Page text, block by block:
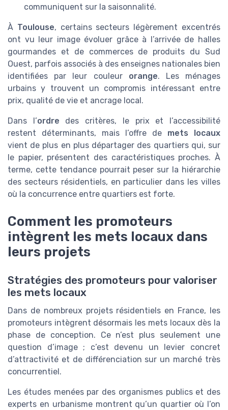
communiquent sur la saisonnalité.
À Toulouse, certains secteurs légèrement excentrés
ont vu leur image évoluer grâce à l’arrivée de halles
gourmandes et de commerces de produits du Sud
Ouest, parfois associés à des enseignes nationales bien
identifiées par leur couleur orange. Les ménages
urbains y trouvent un compromis intéressant entre
prix, qualité de vie et ancrage local.
Dans l’ordre des critères, le prix et l’accessibilité
restent déterminants, mais l’offre de mets locaux
vient de plus en plus départager des quartiers qui, sur
le papier, présentent des caractéristiques proches. À
terme, cette tendance pourrait peser sur la hiérarchie
des secteurs résidentiels, en particulier dans les villes
où la concurrence entre quartiers est forte.
Comment les promoteurs
intègrent les mets locaux dans
leurs projets
Stratégies des promoteurs pour valoriser
les mets locaux
Dans de nombreux projets résidentiels en France, les
promoteurs intègrent désormais les mets locaux dès la
phase de conception. Ce n’est plus seulement une
question d’image ; c’est devenu un levier concret
d’attractivité et de différenciation sur un marché très
concurrentiel.
Les études menées par des organismes publics et des
experts en urbanisme montrent qu’un quartier où l’on